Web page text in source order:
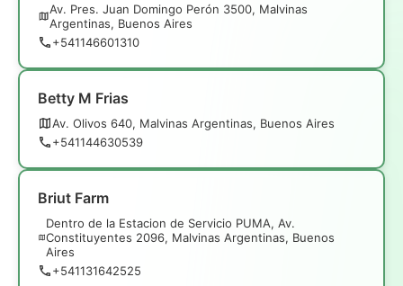
Av. Pres. Juan Domingo Perón 3500, Malvinas
Argentinas, Buenos Aires
+541146601310
Betty M Frias
Av. Olivos 640, Malvinas Argentinas, Buenos Aires
+541144630539
Briut Farm
Dentro de la Estacion de Servicio PUMA, Av.
Constituyentes 2096, Malvinas Argentinas, Buenos
Aires
+541131642525